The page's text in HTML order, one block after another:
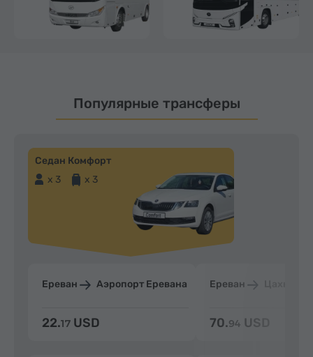
Популярные трансферы
Седан Комфорт
x 3
x 3
Ереван Аэропорт Еревана
22.17 USD
Ереван
70.94 USD